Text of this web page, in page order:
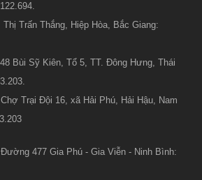
Trấn Thắng, Hiệp Hòa, Bắc Giang:
Bùi Sỹ Kiên, Tổ 5, TT. Đông Hưng, Thái
Trại Đội 16, xã Hải Phú, Hải Hậu, Nam
477 Gia Phú - Gia Viễn - Ninh Bình: